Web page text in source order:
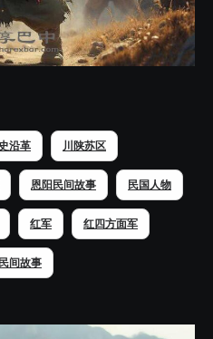
沿革 川陕苏区
恩阳民间故事 民国人物
红军 红四方面军
间故事